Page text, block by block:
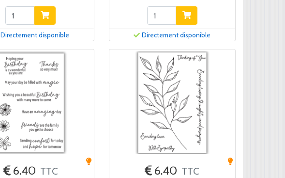
Directement disponible Directement disponible
6.40 TTC 6.40 TTC